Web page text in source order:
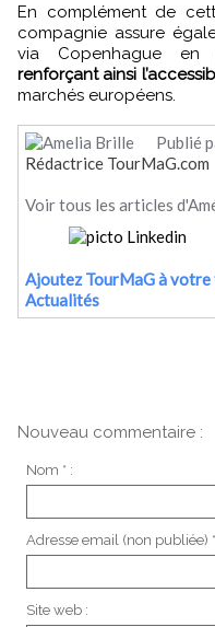
En complément de
compagnie assure
via Copenhague en
renforçant ainsi
marchés européens.
Publié
Rédactrice TourMaG.com
Voir tous les articles
Ajoutez TourMaG à
Actualités
Nouveau commentaire :
Nom * :
Adresse email (non publiée)
Site web :